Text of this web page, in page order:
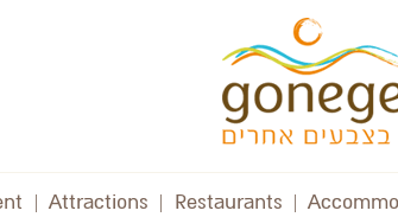
|
Restaurants
|
Attractions
|